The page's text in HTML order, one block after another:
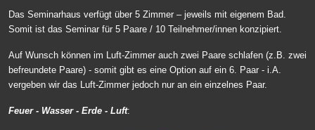
Das Seminarhaus verfügt über 5 Zimmer – jeweils mit eigenem Bad.
Somit ist das Seminar für 5 Paare / 10 Teilnehmer/innen konzipiert.
Auf Wunsch können im Luft-Zimmer auch zwei Paare schlafen (z.B. zwei
befreundete Paare) - somit gibt es eine Option auf ein 6. Paar - i.A.
vergeben wir das Luft-Zimmer jedoch nur an ein einzelnes Paar.
Feuer - Wasser - Erde - Luft: